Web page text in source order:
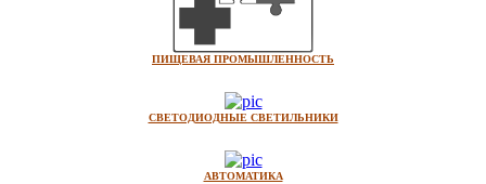
ПИЩЕВАЯ ПРОМЫШЛЕННОСТЬ
СВЕТОДИОДНЫЕ СВЕТИЛЬНИКИ
АВТОМАТИКА